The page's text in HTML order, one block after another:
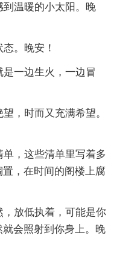
温暖的小太阳。晚
。晚安！
一边生火，一边冒
，时而又充满希望。
，这些清单里写着多
，在时间的阁楼上腐
放低执着，可能是你
会照射到你身上。晚